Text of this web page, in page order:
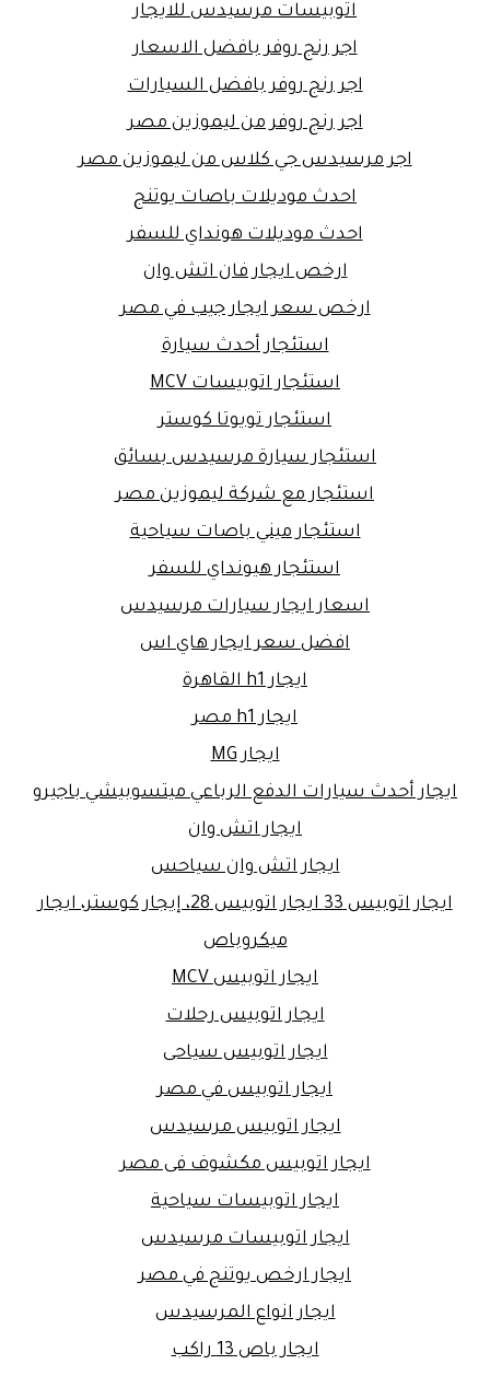
اتوبيسات مرسيدس للايجار
اجر رنج روفر بافضل الاسعار
اجر رنج روفر بافضل السيارات
اجر رنج روفر من ليموزين مصر
اجر مرسيدس جي كلاس من ليموزين مصر
احدث موديلات باصات يوتنج
احدث موديلات هونداي للسفر
ارخص ايجار فان اتش وان
ارخص سعر ايجار جيب في مصر
استئجار أحدث سيارة
استئجار اتوبيسات MCV
استئجار تويوتا كوستر
استئجار سيارة مرسيدس بسائق
استئجار مع شركة ليموزين مصر
استئجار ميني باصات سياحية
استئجار هيونداي للسفر
اسعار ايجار سيارات مرسيدس
افضل سعر ايجار هاي اس
ايجار h1 القاهرة
ايجار h1 مصر
ايجار MG
ايجار أحدث سيارات الدفع الرباعي ميتسوبيشي باجيرو
ايجار اتش وان
ايجار اتش وان سياحس
ايجار اتوبيس 33 ايجار اتوبيس 28، إيجار كوستر، ايجار
ميكروباص
ايجار اتوبيس MCV
ايجار اتوبيس رحلات
ايجار اتوبيس سياحى
ايجار اتوبيس في مصر
ايجار اتوبيس مرسيدس
ايجار اتوبيس مكشوف فى مصر
ايجار اتوبيسات سياحية
ايجار اتوبيسات مرسيدس
ايجار ارخص يوتنج في مصر
ايجار انواع المرسيدس
ايجار باص 13 راكب